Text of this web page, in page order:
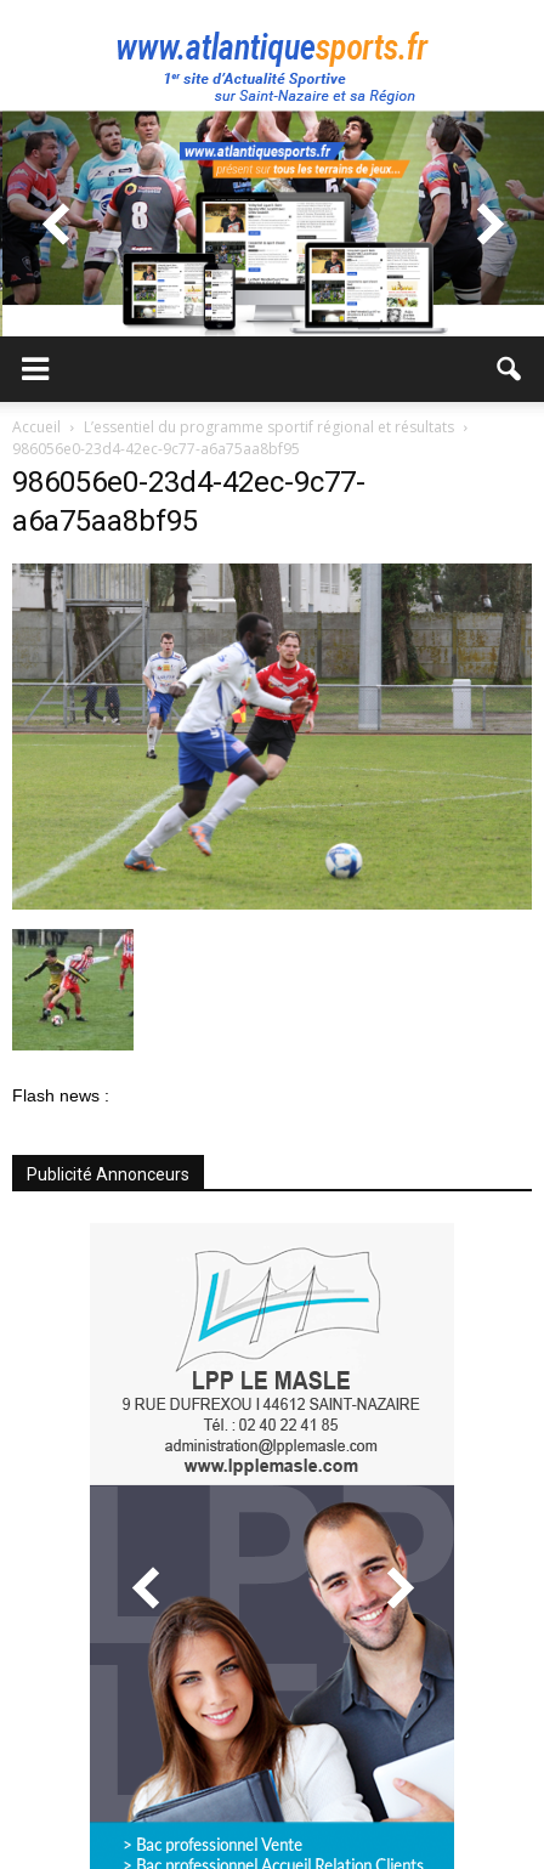
Atlantique
Sport
Accueil
L’essentiel du programme sportif régional et résultats
986056e0-23d4-42ec-9c77-a6a75aa8bf95
986056e0-23d4-42ec-9c77-
a6a75aa8bf95
Flash news :
Publicité Annonceurs